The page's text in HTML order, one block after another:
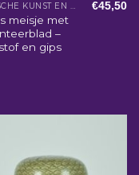
AZIATISCHE KUNST EN WOONACCESSOIRES
meisje met
–
en gips
€45,50